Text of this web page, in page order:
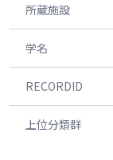
所蔵施設
学名
RECORDID
上位分類群